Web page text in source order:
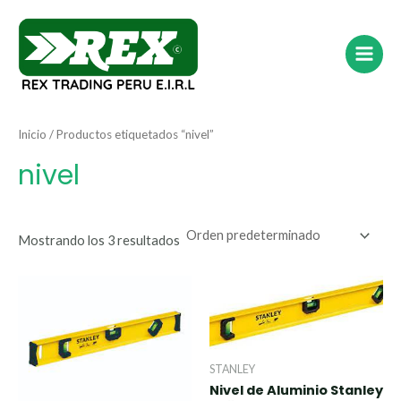
contenido
Menu
Inicio / Productos etiquetados “nivel”
nivel
Mostrando los 3 resultados
STANLEY
Nivel de Aluminio Stanley